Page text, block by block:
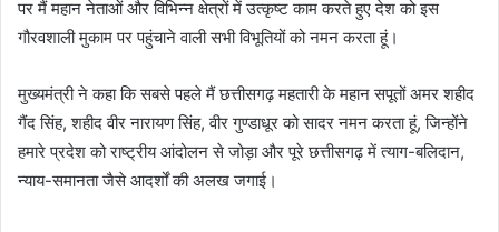
पर मैं महान नेताओं और विभिन्न क्षेत्रों में उत्कृष्ट काम करते हुए देश को इस
गौरवशाली मुकाम पर पहुंचाने वाली सभी विभूतियों को नमन करता हूं।
मुख्यमंत्री ने कहा कि सबसे पहले मैं छत्तीसगढ़ महतारी के महान सपूतों अमर शहीद
गैंद सिंह, शहीद वीर नारायण सिंह, वीर गुण्डाधूर को सादर नमन करता हूं, जिन्होंने
हमारे प्रदेश को राष्ट्रीय आंदोलन से जोड़ा और पूरे छत्तीसगढ़ में त्याग-बलिदान,
न्याय-समानता जैसे आदर्शों की अलख जगाई।